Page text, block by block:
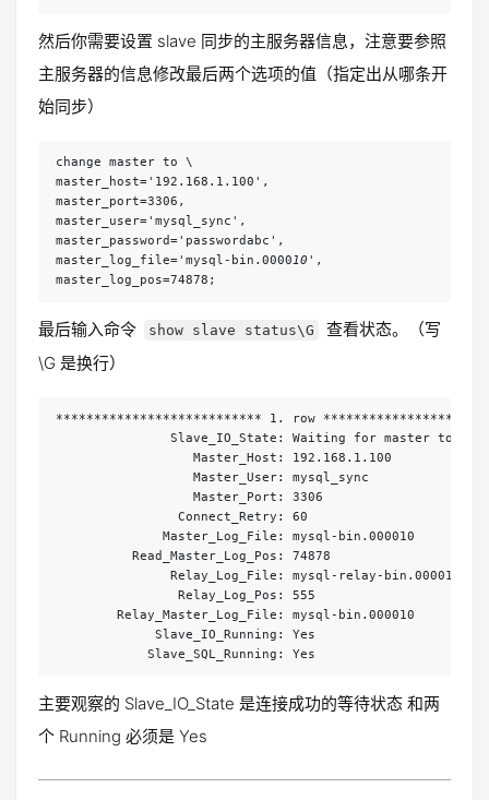
然后你需要设置 slave 同步的主服务器信息，注意要参照
主服务器的信息修改最后两个选项的值（指定出从哪条开
始同步）
change master to \
master_host='192.168.1.100',
master_port=3306,
master_user='mysql_sync',
master_password='passwordabc',
master_log_file='mysql-bin.000010 ',
master_log_pos=74878;
最后输入命令 show slave status\G
查看状态。（写
\G 是换行）
*************************** 1. row
Slave_IO_State: Waiting for master to
                  Master_Host: 192.168.1.100
                  Master_User: mysql_sync
                  Master_Port: 3306
                Connect_Retry: 60
              Master_Log_File: mysql-bin.000010
          Read_Master_Log_Pos: 74878
               Relay_Log_File: mysql-relay-bin.000011
                Relay_Log_Pos: 555
        Relay_Master_Log_File: mysql-bin.000010
             Slave_IO_Running: Yes
            Slave_SQL_Running: Yes
主要观察的 Slave_IO_State 是连接成功的等待状态 和两
个 Running 必须是 Yes